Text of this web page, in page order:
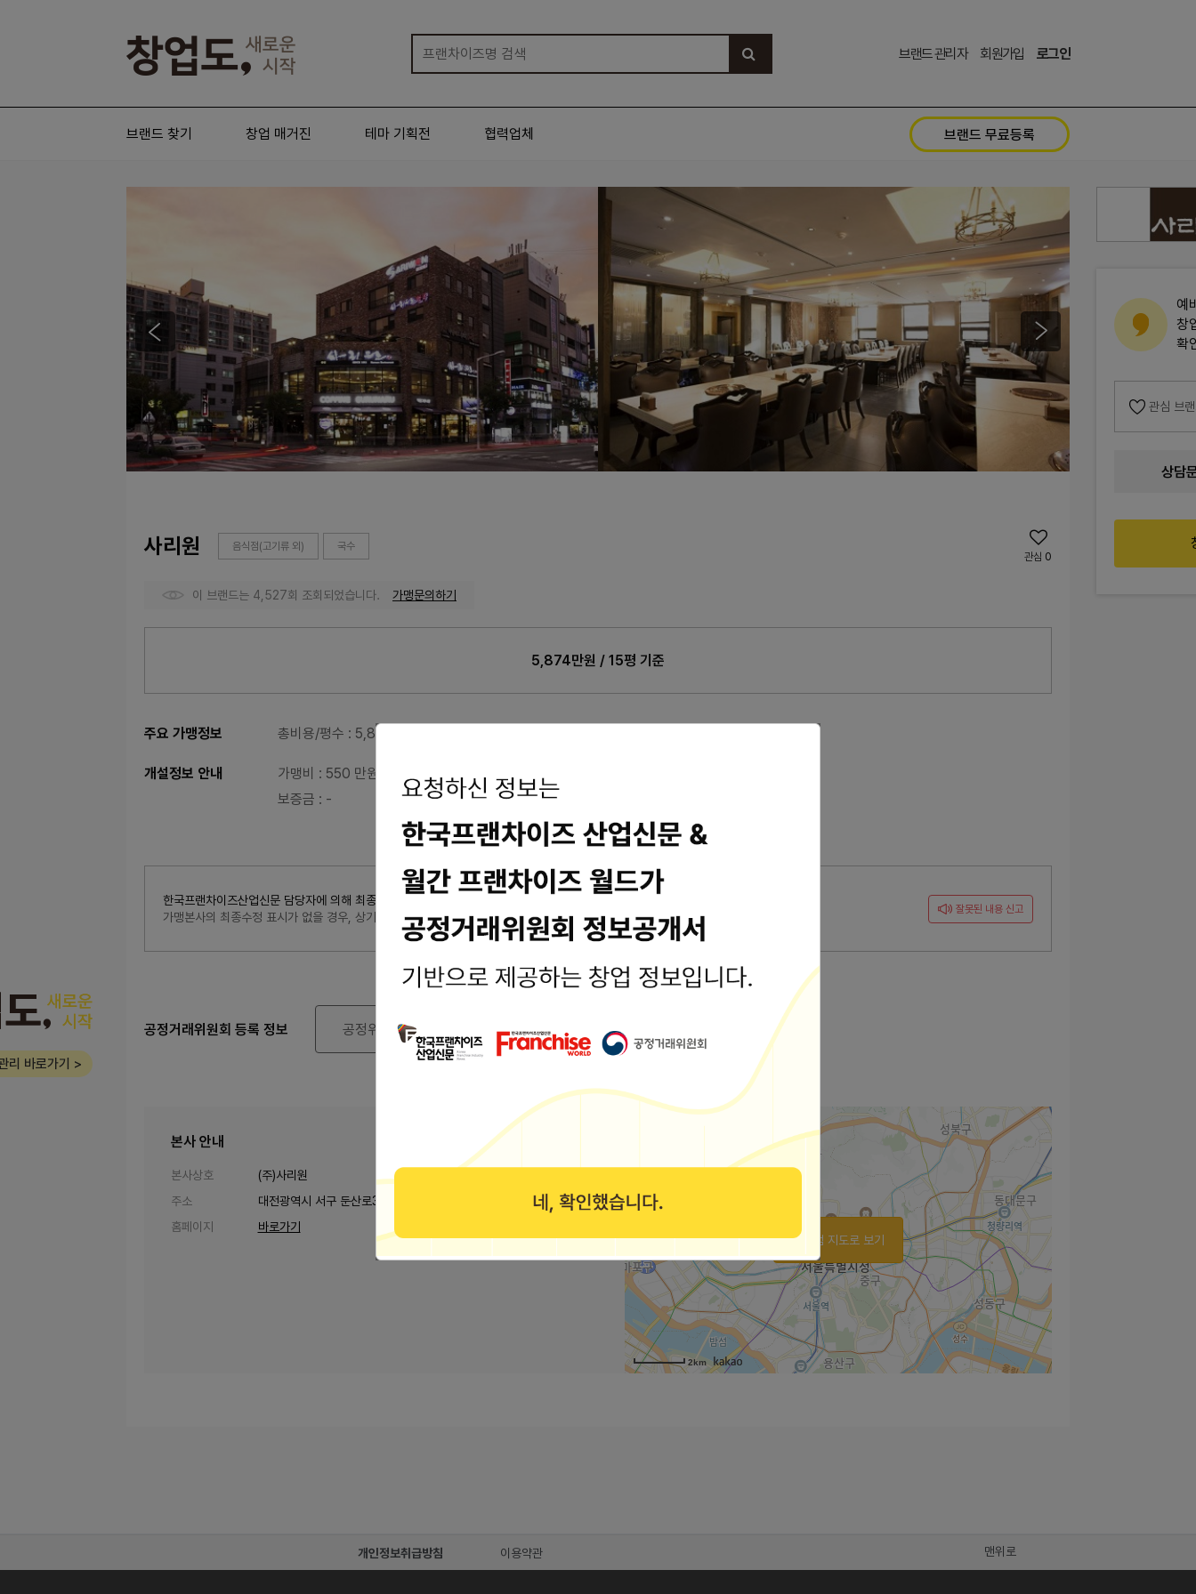
브랜드 관리자 회원가입 로그인
브랜드 찾기 창업 매거진 테마 기획전 협력업체 브랜드 무료등록
사리원 음식점(고기류 외)
국수
관심 0
이 브랜드는 4,527회 조회되었습니다. 가맹문의하기
5,874만원 / 15평 기준
주요 가맹정보 총비용/평수 : 5,874만원 / 15평 기준
개설정보 안내 가맹비 : 550 만원
보증금 : -
한국프랜차이즈산업신문 담당자에 의해 최종 수정된 내용입니다. 최종수정일시 : 2024-12-05 15:10:02
가맹본사의 최종수정 표시가 없을 경우, 상기 정보는 공정거래위원회 또는 브랜드 홈페이지에서 수집된 기본정보입니다.
잘못된 내용 신고
공정거래위원회 등록 정보 공정위 정보공개서 열람
본사 안내
본사상호
(주)사리원
주소
대전광역시 서구 둔산로31번길 77 (둔산동)
홈페이지
바로가기
2km
가맹점 지도로 보기
예
창
확
관심 브
상담
리 바로가기 >
개인정보취급방침 이용약관 맨위로